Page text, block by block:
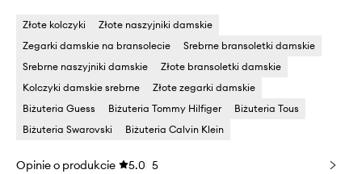
Złote kolczyki
Złote naszyjniki damskie
Zegarki damskie na bransolecie
Srebrne bransoletki damskie
Srebrne naszyjniki damskie
Złote bransoletki damskie
Kolczyki damskie srebrne
Złote zegarki damskie
Biżuteria Guess
Biżuteria Tommy Hilfiger
Biżuteria Tous
Biżuteria Swarovski
Biżuteria Calvin Klein
Opinie o produkcie 5.0 5